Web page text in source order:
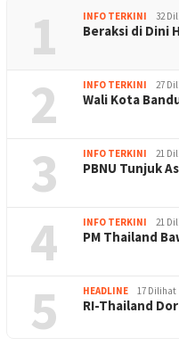
1 INFO TERKINI 32
Beraksi di Dini
2 INFO TERKINI 27
Wali Kota
3 INFO TERKINI 21
PBNU Tunjuk
4 INFO TERKINI 21
PM Thailand
5 HEADLINE 17 Dilihat
RI-Thailand